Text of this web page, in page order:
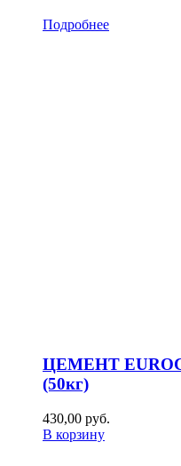
Подробнее
ЦЕМЕНТ
(50кг)
430,00 руб.
В корзину